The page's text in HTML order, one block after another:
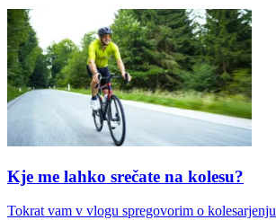
Kje me lahko srečate na kolesu?
Tokrat vam v vlogu spregovorim o kolesarjenju